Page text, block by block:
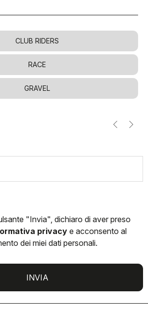
CLUB RIDERS
RACE
GRAVEL
"Invia", dichiaro di aver preso
privacy e acconsento al
dei miei dati personali.
INVIA